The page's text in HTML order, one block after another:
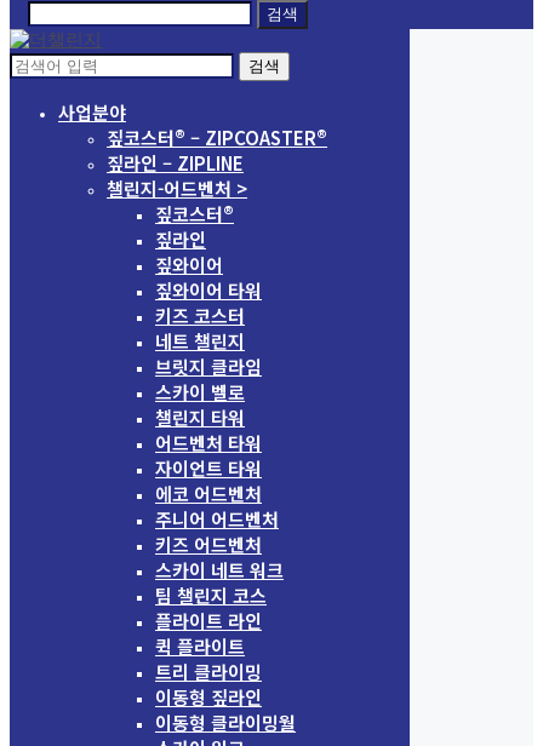
검색
검색
사업분야
짚코스터® – ZIPCOASTER®
짚라인 – ZIPLINE
챌린지-어드벤처 >
짚코스터®
짚라인
짚와이어
짚와이어 타워
키즈 코스터
네트 챌린지
브릿지 클라임
스카이 벨로
챌린지 타워
어드벤처 타워
자이언트 타워
에코 어드벤처
주니어 어드벤처
키즈 어드벤처
스카이 네트 워크
팀 챌린지 코스
플라이트 라인
퀵 플라이트
트리 클라이밍
이동형 짚라인
이동형 클라이밍월